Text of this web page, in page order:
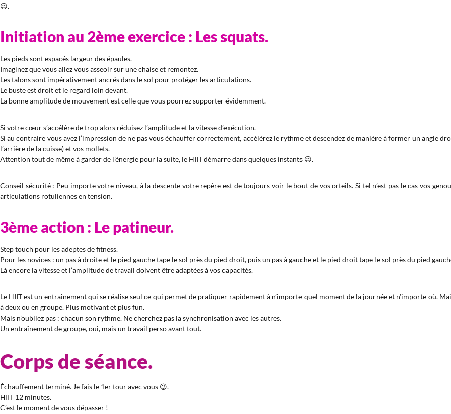
😉.
Initiation au 2ème exercice : Les squats.
Les pieds sont espacés largeur des épaules.
Imaginez que vous allez vous asseoir sur une chaise et remontez.
Les talons sont impérativement ancrés dans le sol pour protéger les articulations.
Le buste est droit et le regard loin devant.
La bonne amplitude de mouvement est celle que vous pourrez supporter évidemment.
Si votre cœur s’accélère de trop alors réduisez l’amplitude et la vitesse d’exécution.
Si au contraire vous avez l’impression de ne pas vous échauffer correctement, accélérez le rythme et descendez de manière à former un angle
l’arrière de la cuisse) et vos mollets.
Attention tout de même à garder de l’énergie pour la suite, le HIIT démarre dans quelques instants 😉.
Conseil sécurité : Peu importe votre niveau, à la descente votre repère est de toujours voir le bout de vos orteils. Si tel n’est pas le cas vos
articulations rotuliennes en tension.
3ème action : Le patineur.
Step touch pour les adeptes de fitness.
Pour les novices : un pas à droite et le pied gauche tape le sol près du pied droit, puis un pas à gauche et le pied droit tape le sol près du pied
Là encore la vitesse et l’amplitude de travail doivent être adaptées à vos capacités.
Le HIIT est un entraînement qui se réalise seul ce qui permet de pratiquer rapidement à n’importe quel moment de la journée et n’importe où.
à deux ou en groupe. Plus motivant et plus fun.
Mais n’oubliez pas : chacun son rythme. Ne cherchez pas la synchronisation avec les autres.
Un entraînement de groupe, oui, mais un travail perso avant tout.
Corps de séance.
Échauffement terminé. Je fais le 1er tour avec vous 😉.
HIIT 12 minutes.
C’est le moment de vous dépasser !